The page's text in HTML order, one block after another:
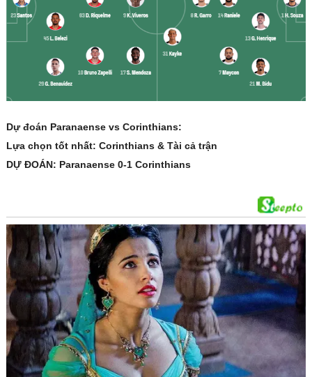
Dự đoán Paranaense vs Corinthians:
Lựa chọn tốt nhất: Corinthians & Tài cả trận
DỰ ĐOÁN: Paranaense 0-1 Corinthians